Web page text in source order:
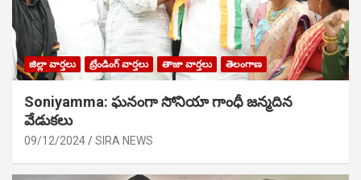
జిల్లా వార్తలు ట్రేండింగ్ వార్తలు తాజా వార్తలు తెలంగాణ
Soniyamma: ఘ‌నంగా సోనియా గాంధీ జ‌న్మ‌దిన
వేడుక‌లు
09/12/2024 SIRA NEWS